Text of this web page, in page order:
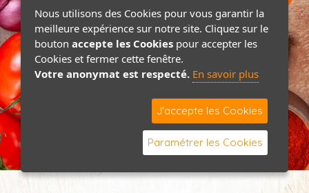
Nous utilisons des Cookies pour vous garantir la
meilleure expérience sur notre site. Cliquez sur le
bouton accepte les Cookies pour accepter les
Cookies et fermer cette fenêtre.
Votre anonymat est respecté. En savoir plus
J'accepte les Cookies
Paramétrer les Cookies